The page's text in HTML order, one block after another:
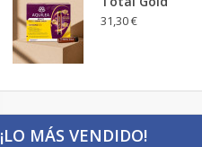
31,30 €
¡LO MÁS VENDIDO!